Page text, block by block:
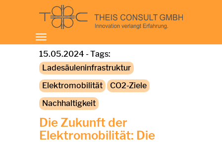
Toggle
navigation
15.05.2024 - Tags:
Ladesäuleninfrastruktur
Elektromobilität
CO2-Ziele
Nachhaltigkeit
Die Zukunft der
Elektromobilität: Die